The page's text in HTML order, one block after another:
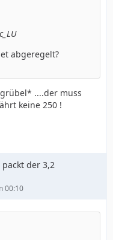
abgeregelt?
....der muss
keine 250 !
der 3,2
00:10